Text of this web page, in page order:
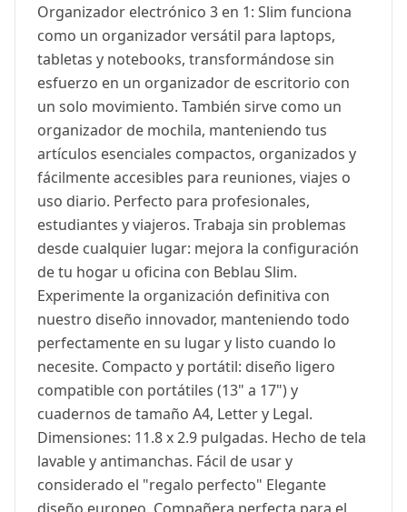
Organizador electrónico 3 en 1: Slim funciona
como un organizador versátil para laptops,
tabletas y notebooks, transformándose sin
esfuerzo en un organizador de escritorio con
un solo movimiento. También sirve como un
organizador de mochila, manteniendo tus
artículos esenciales compactos, organizados y
fácilmente accesibles para reuniones, viajes o
uso diario. Perfecto para profesionales,
estudiantes y viajeros. Trabaja sin problemas
desde cualquier lugar: mejora la configuración
de tu hogar u oficina con Beblau Slim.
Experimente la organización definitiva con
nuestro diseño innovador, manteniendo todo
perfectamente en su lugar y listo cuando lo
necesite. Compacto y portátil: diseño ligero
compatible con portátiles (13" a 17") y
cuadernos de tamaño A4, Letter y Legal.
Dimensiones: 11.8 x 2.9 pulgadas. Hecho de tela
lavable y antimanchas. Fácil de usar y
considerado el "regalo perfecto" Elegante